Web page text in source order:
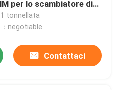
per lo scambiatore di
1 tonnellata
negotiable
Contattaci